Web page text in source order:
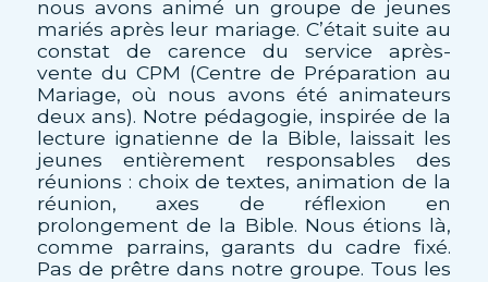
nous avons animé un groupe de jeunes
mariés après leur mariage. C’était suite au
constat de carence du service après-
vente du CPM (Centre de Préparation au
Mariage, où nous avons été animateurs
deux ans). Notre pédagogie, inspirée de la
lecture ignatienne de la Bible, laissait les
jeunes entièrement responsables des
réunions : choix de textes, animation de la
réunion, axes de réflexion en
prolongement de la Bible. Nous étions là,
comme parrains, garants du cadre fixé.
Pas de prêtre dans notre groupe. Tous les